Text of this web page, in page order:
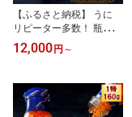
【ふるさと納税】 うに
リピーター多数！ 瓶入り
生うに 90g 180g （1本 2
本 3本 5本） 【小瓶】
【塩水】 【ミョウバン不
使用】 【内容量選べる】
雲丹 ウニ 瓶 瓶詰 岩手 海
12,000円 ～